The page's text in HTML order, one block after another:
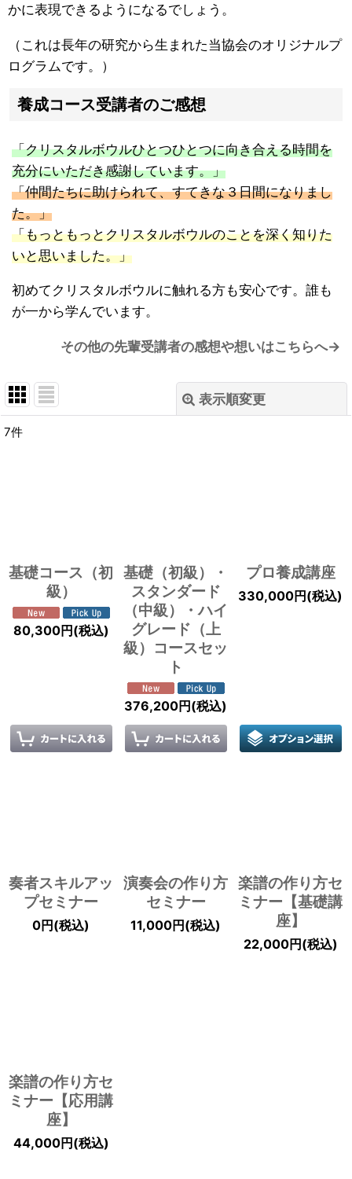
かに表現できるようになるでしょう。
（これは長年の研究から生まれた当協会のオリジナルプ
ログラムです。）
養成コース受講者のご感想
「クリスタルボウルひとつひとつに向き合える時間を
充分にいただき感謝しています。」
「仲間たちに助けられて、すてきな３日間になりまし
た。」
「もっともっとクリスタルボウルのことを深く知りた
いと思いました。」
初めてクリスタルボウルに触れる方も安心です。誰も
が一から学んでいます。
その他の先輩受講者の感想や想いはこちらへ→
表示順変更
7件
基礎コース（初
級）
80,300円(税込)
基礎（初級）・
スタンダード
（中級）・ハイ
グレード（上
級）コースセッ
ト
376,200円(税込)
プロ養成講座
330,000円(税込)
奏者スキルアッ
プセミナー
0円(税込)
演奏会の作り方
セミナー
11,000円(税込)
楽譜の作り方セ
ミナー【基礎講
座】
22,000円(税込)
楽譜の作り方セ
ミナー【応用講
座】
44,000円(税込)